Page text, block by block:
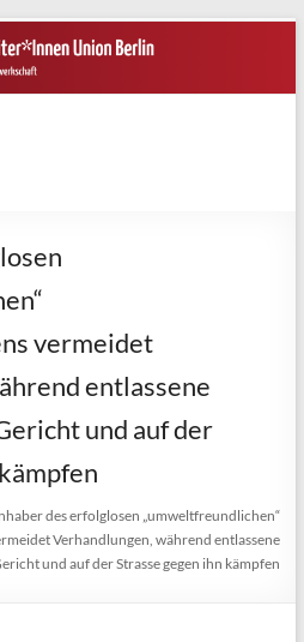
vermeidet
entlassene
und auf der
des erfolglosen „umweltfreundlichen“
Verhandlungen, während entlassene
und auf der Strasse gegen ihn kämpfen